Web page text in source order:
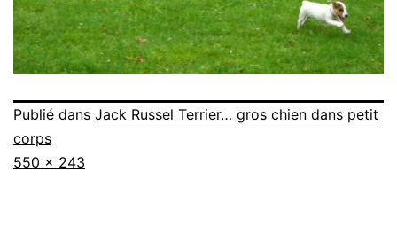
Publié dans Jack Russel Terrier… gros chien dans petit
corps
Taille
550 × 243